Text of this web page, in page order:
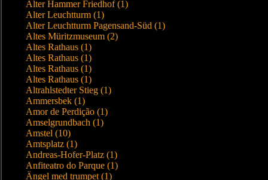
Alter Hammer Friedhof (1)
Alter Leuchtturm (1)
Alter Leuchtturm Pagensand-Süd (1)
Altes Müritzmuseum (2)
Altes Rathaus (1)
Altes Rathaus (1)
Altes Rathaus (1)
Altes Rathaus (1)
Altrahlstedter Stieg (1)
Ammersbek (1)
Amor de Perdição (1)
Amselgrundbach (1)
Amstel (10)
Amtsplatz (1)
Andreas-Hofer-Platz (1)
Anfiteatro do Parque (1)
Ängel med trumpet (1)